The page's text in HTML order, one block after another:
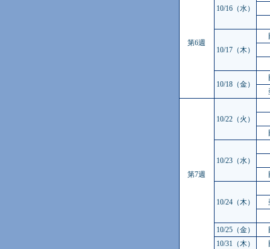
第6週
10/16（水）
10/17（木）
10/18（金）
第7週
10/22（火）
10/23（水）
10/24（木）
10/25（金）
10/31（木）